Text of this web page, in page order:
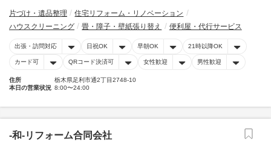
片づけ・遺品整理
住宅リフォーム・リノベーション
ハウスクリーニング
畳・障子・壁紙張り替え 便利屋・代行サービス
出張・訪問対応 日祝OK 早朝OK 21時以降OK
カード可 QRコード決済可 女性歓迎 男性歓迎
住所
栃木県足利市通2丁目2748-10
本日の営業状況 8:00〜24:00
-和-リフォーム合同会社